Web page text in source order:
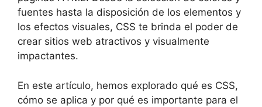
fuentes hasta la disposición de los elementos y
los efectos visuales, CSS te brinda el poder de
crear sitios web atractivos y visualmente
impactantes.
En este artículo, hemos explorado qué es CSS,
cómo se aplica y por qué es importante para el